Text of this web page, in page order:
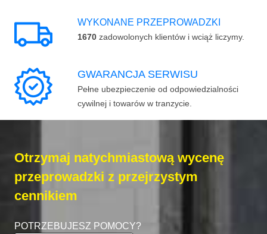
WYKONANE PRZEPROWADZKI
1670 zadowolonych klientów i wciąż liczymy.
GWARANCJA SERWISU
Pełne ubezpieczenie od odpowiedzialności
cywilnej i towarów w tranzycie.
Otrzymaj natychmiastową wycenę
przeprowadzki z przejrzystym
cennikiem
POTRZEBUJESZ POMOCY?